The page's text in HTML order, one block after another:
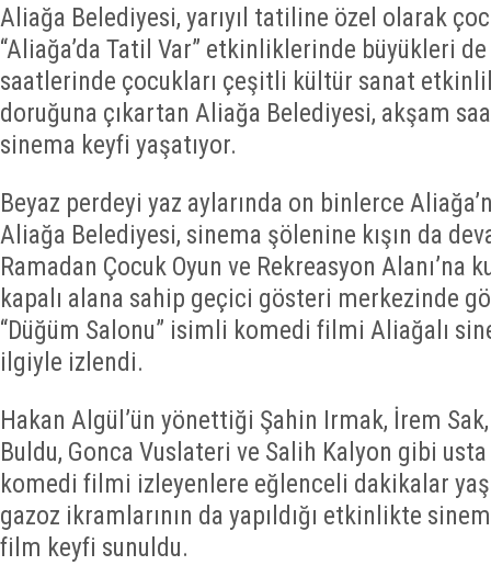
Aliağa Belediyesi, yarıyıl tatiline özel olarak
“Aliağa’da Tatil Var” etkinliklerinde büyükleri
saatlerinde çocukları çeşitli kültür sanat
doruğuna çıkartan Aliağa Belediyesi, akşam
sinema keyfi yaşatıyor.
Beyaz perdeyi yaz aylarında on binlerce
Aliağa Belediyesi, sinema şölenine kışın da
Ramadan Çocuk Oyun ve Rekreasyon Alanı’na
kapalı alana sahip geçici gösteri merkezinde
“Düğüm Salonu” isimli komedi filmi Aliağalı
ilgiyle izlendi.
Hakan Algül’ün yönettiği Şahin Irmak, İrem
Buldu, Gonca Vuslateri ve Salih Kalyon gibi
komedi filmi izleyenlere eğlenceli dakikalar
gazoz ikramlarının da yapıldığı etkinlikte
film keyfi sunuldu.